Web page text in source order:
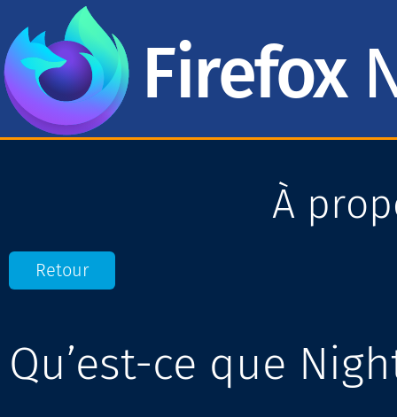
Firefox
À
Retour
Qu’est-ce que